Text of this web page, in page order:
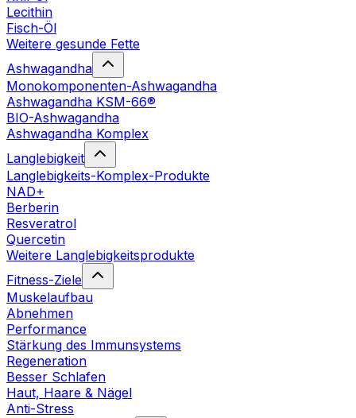
Lecithin
Fisch-Öl
Weitere gesunde Fette
Ashwagandha
Monokomponenten-Ashwagandha
Ashwagandha KSM-66®
BIO-Ashwagandha
Ashwagandha Komplex
Langlebigkeit
Langlebigkeits-Komplex-Produkte
NAD+
Berberin
Resveratrol
Quercetin
Weitere Langlebigkeitsprodukte
Fitness-Ziele
Muskelaufbau
Abnehmen
Performance
Stärkung des Immunsystems
Regeneration
Besser Schlafen
Haut, Haare & Nägel
Anti-Stress